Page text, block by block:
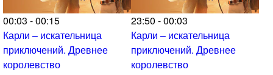
00:03 - 00:15
Карли – искательница
приключений. Древнее
королевство
23:50 - 00:03
Карли – искательница
приключений. Древнее
королевство